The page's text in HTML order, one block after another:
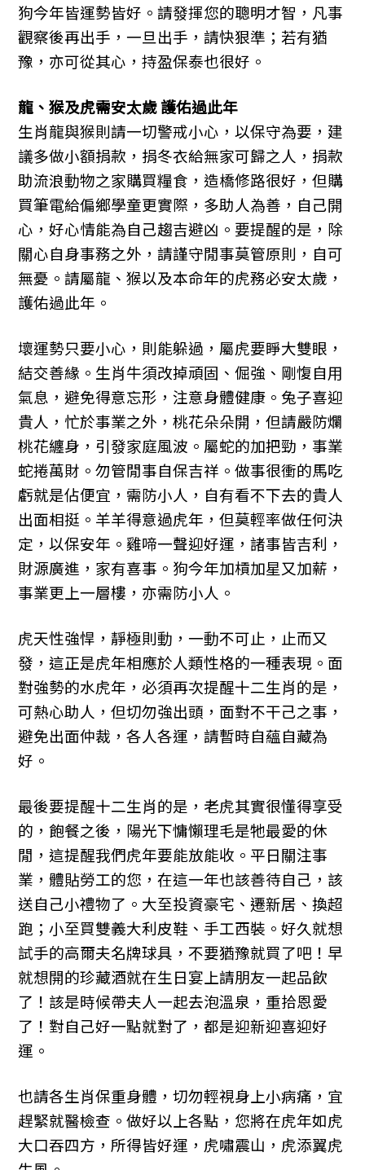
狗今年皆運勢皆好。請發揮您的聰明才智，凡事
觀察後再出手，一旦出手，請快狠準；若有猶
豫，亦可從其心，持盈保泰也很好。
龍、猴及虎需安太歲 護佑過此年
生肖龍與猴則請一切警戒小心，以保守為要，建
議多做小額捐款，捐冬衣給無家可歸之人，捐款
助流浪動物之家購買糧食，造橋修路很好，但購
買筆電給偏鄉學童更實際，多助人為善，自己開
心，好心情能為自己趨吉避凶。要提醒的是，除
關心自身事務之外，請謹守閒事莫管原則，自可
無憂。請屬龍、猴以及本命年的虎務必安太歲，
護佑過此年。
壞運勢只要小心，則能躲過，屬虎要睜大雙眼，
結交善緣。生肖牛須改掉頑固、倔強、剛愎自用
氣息，避免得意忘形，注意身體健康。兔子喜迎
貴人，忙於事業之外，桃花朵朵開，但請嚴防爛
桃花纏身，引發家庭風波。屬蛇的加把勁，事業
蛇捲萬財。勿管閒事自保吉祥。做事很衝的馬吃
虧就是佔便宜，需防小人，自有看不下去的貴人
出面相挺。羊羊得意過虎年，但莫輕率做任何決
定，以保安年。雞啼一聲迎好運，諸事皆吉利，
財源廣進，家有喜事。狗今年加槓加星又加薪，
事業更上一層樓，亦需防小人。
虎天性強悍，靜極則動，一動不可止，止而又
發，這正是虎年相應於人類性格的一種表現。面
對強勢的水虎年，必須再次提醒十二生肖的是，
可熱心助人，但切勿強出頭，面對不干己之事，
避免出面仲裁，各人各運，請暫時自蘊自藏為
好。
最後要提醒十二生肖的是，老虎其實很懂得享受
的，飽餐之後，陽光下慵懶理毛是牠最愛的休
閒，這提醒我們虎年要能放能收。平日關注事
業，體貼勞工的您，在這一年也該善待自己，該
送自己小禮物了。大至投資豪宅、遷新居、換超
跑；小至買雙義大利皮鞋、手工西裝。好久就想
試手的高爾夫名牌球具，不要猶豫就買了吧！早
就想開的珍藏酒就在生日宴上請朋友一起品飲
了！該是時候帶夫人一起去泡溫泉，重拾恩愛
了！對自己好一點就對了，都是迎新迎喜迎好
運。
也請各生肖保重身體，切勿輕視身上小病痛，宜
趕緊就醫檢查。做好以上各點，您將在虎年如虎
大口吞四方，所得皆好運，虎嘯震山，虎添翼虎